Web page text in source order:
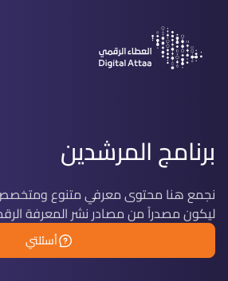
برنامج المرشدين
نجمع هنا محتوى معرفي متنوع ومتخصص
ليكون مصدراً من مصادر نشر المعرفة
أسئلتي